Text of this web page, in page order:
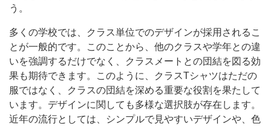
う。
多くの学校では、クラス単位でのデザインが採用されるこ
とが一般的です。このことから、他のクラスや学年との違
いを強調するだけでなく、クラスメートとの団結を図る効
果も期待できます。このように、クラスTシャツはただの
服ではなく、クラスの団結を深める重要な役割を果たして
います。デザインに関しても多様な選択肢が存在します。
近年の流行としては、シンプルで見やすいデザインや、色